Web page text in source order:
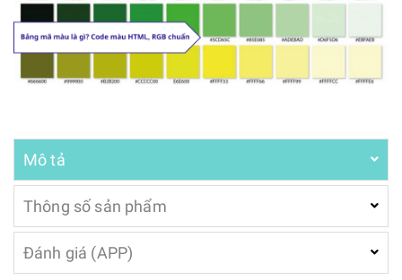
Mô tả
Thông số sản phẩm
Đánh giá (APP)